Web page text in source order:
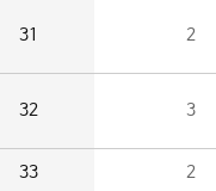
31 2
32 3
33 2